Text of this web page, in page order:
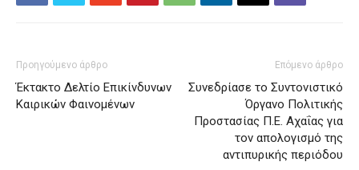
Προηγούμενο άρθρο
Έκτακτο Δελτίο Επικίνδυνων
Καιρικών Φαινομένων
Επόμενο άρθρο
Συνεδρίασε το Συντονιστικό
Όργανο Πολιτικής
Προστασίας Π.Ε. Αχαΐας για
τον απολογισμό της
αντιπυρικής περιόδου